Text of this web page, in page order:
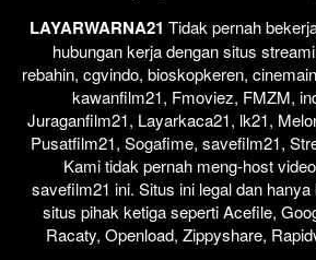
LAYARWARNA21 Tidak pernah
hubungan kerja dengan situs
rebahin, cgvindo, bioskopkeren,
kawanfilm21, Fmoviez, FMZM,
Juraganfilm21, Layarkaca21, lk21,
Pusatfilm21, Sogafime, savefilm21,
Kami tidak pernah meng-host
savefilm21 ini. Situs ini legal dan
situs pihak ketiga seperti Acefile,
Racaty, Openload, Zippyshare,